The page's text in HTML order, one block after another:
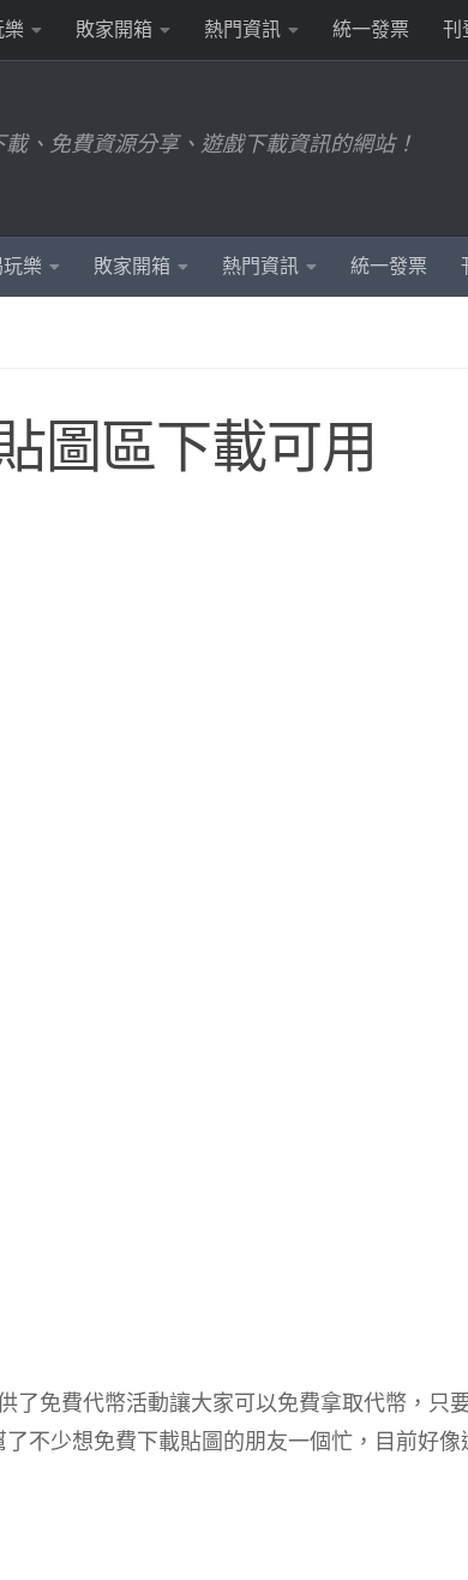
樂 敗家開箱 熱門資訊 統一發票 刊
、免費資源分享、遊戲下載資訊的網站！
玩樂 敗家開箱 熱門資訊 統一發票
圖區下載可用
了免費代幣活動讓大家可以免費拿取代幣，只
不少想免費下載貼圖的朋友一個忙，目前好像